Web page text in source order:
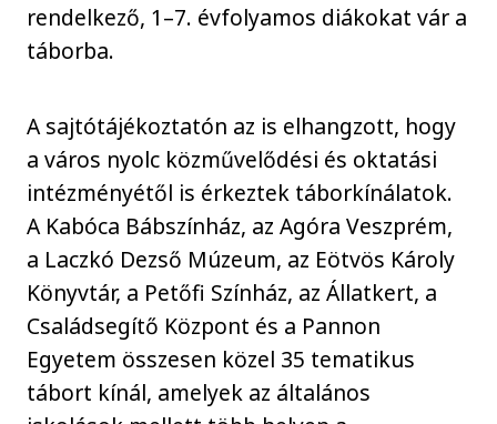
rendelkező, 1–7. évfolyamos diákokat vár a
táborba.
A sajtótájékoztatón az is elhangzott, hogy
a város nyolc közművelődési és oktatási
intézményétől is érkeztek táborkínálatok.
A Kabóca Bábszínház, az Agóra Veszprém,
a Laczkó Dezső Múzeum, az Eötvös Károly
Könyvtár, a Petőfi Színház, az Állatkert, a
Családsegítő Központ és a Pannon
Egyetem összesen közel 35 tematikus
tábort kínál, amelyek az általános